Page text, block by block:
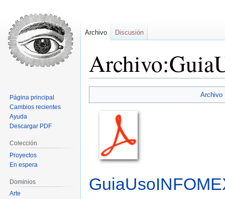
a
navegación
a
búsqueda
Archivo
Archivo Discusión
Página principal
Cambios recientes
Ayuda
Descargar PDF
Colección
Proyectos
En espera
Dominios
Arte